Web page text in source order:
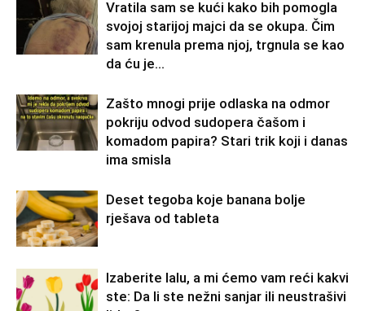
Vratila sam se kući kako bih pomogla
svojoj starijoj majci da se okupa. Čim
sam krenula prema njoj, trgnula se kao
da ću je...
Zašto mnogi prije odlaska na odmor
pokriju odvod sudopera čašom i
komadom papira? Stari trik koji i danas
ima smisla
Deset tegoba koje banana bolje
rješava od tableta
Izaberite lalu, a mi ćemo vam reći kakvi
ste: Da li ste nežni sanjar ili neustrašivi